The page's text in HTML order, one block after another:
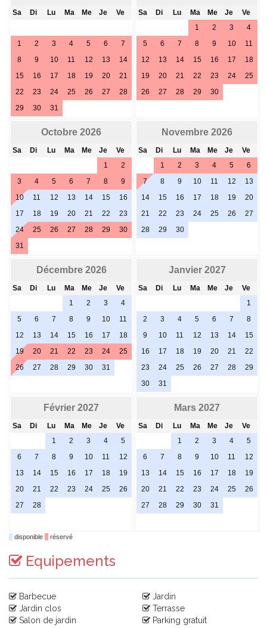
Sa Di Lu Ma Me Je Ve
1 2 3 4 5 6
7
8
9 10 11 12 13
14
15
16 17 18 19 20
21
22
23 24 25 26 27
28
29
30 31
Sa Di Lu Ma Me Je
Ve
1
2 3
4
5
6 7 8 9 10
11
12
13 14 15 16 17
18
19
20 21 22 23 24
25
26
27 28 29 30
Octobre 2026
Sa Di Lu Ma Me Je
Ve
1
2
3
4 5 6 7 8
9
10
11 12 13 14 15
16
17
18 19 20 21 22
23
24
25 26 27 28 29
30
31
Novembre 2026
Sa Di Lu Ma Me Je
Ve
1
2 3 4 5
6
7
8 9 10 11 12
13
14
15 16 17 18 19
20
21
22 23 24 25 26
27
28
29 30
Décembre 2026
Sa Di Lu Ma Me Je
Ve
1
2 3
4
5
6 7 8 9 10
11
12
13 14 15 16 17
18
19
20 21 22 23 24
25
26
27 28 29 30 31
Janvier 2027
Sa Di Lu Ma Me Je
Ve
1
2
3 4 5 6 7
8
9
10 11 12 13 14
15
16
17 18 19 20 21
22
23
24 25 26 27 28
29
30
31
Février 2027
Sa Di Lu Ma Me Je
Ve
1
2 3 4
5
6
7 8 9 10 11
12
13
14 15 16 17 18
19
20
21 22 23 24 25
26
27
28
Mars 2027
Sa Di Lu Ma Me Je
Ve
1
2 3 4
5
6
7 8 9 10 11
12
13
14 15 16 17 18
19
20
21 22 23 24 25
26
27
28 29 30 31
disponible réservé
Equipements
Barbecue
Jardin
Jardin clos
Terrasse
Salon de jardin
Parking gratuit